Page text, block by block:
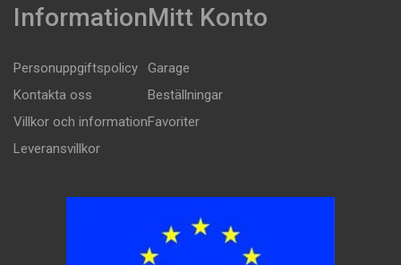
Information
Personuppgiftspolicy
Kontakta oss
Villkor och information
Leveransvillkor
Mitt Konto
Garage
Beställningar
Favoriter